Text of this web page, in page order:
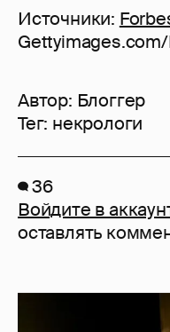
Источники:
Автор: Блоггер
Тег: некрологи
36
Войдите в
оставлять